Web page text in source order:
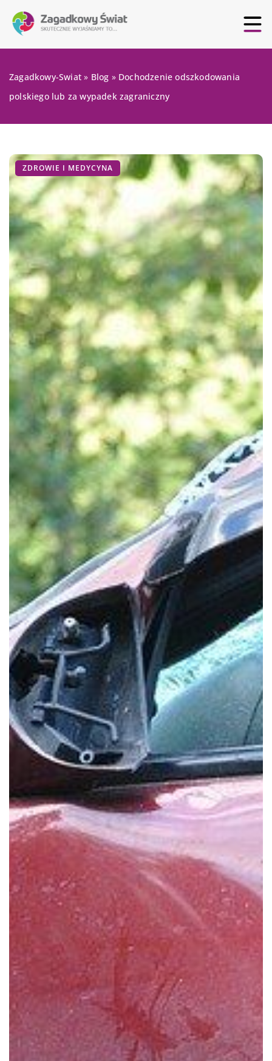
Zagadkowy-Swiat » Blog » Dochodzenie odszkodowania
polskiego lub za wypadek zagraniczny
ZDROWIE I MEDYCYNA